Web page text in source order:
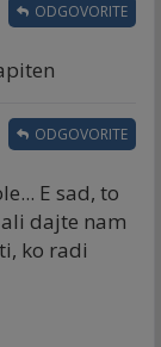
ODGOVORITE
E sad, to
dajte nam
ko radi
ODGOVORITE